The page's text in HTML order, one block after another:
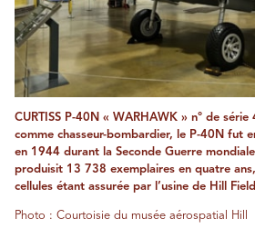
CURTISS P-40N « WARHAWK » n° de
comme chasseur-bombardier, le P-40N fut
en 1944 durant la Seconde Guerre
produisit 13 738 exemplaires en quatre
cellules étant assurée par l’usine de Hill
Photo : Courtoisie du musée aérospatial Hill